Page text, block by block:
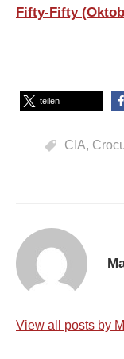
Fifty-Fifty
teilen
CIA,
View all posts by